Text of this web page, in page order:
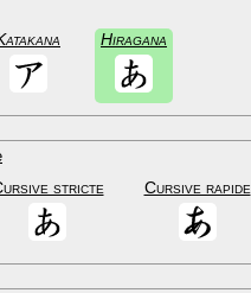
Hiragana
stricte Cursive rapide